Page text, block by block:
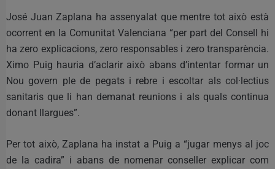
José Juan Zaplana ha assenyalat que mentre tot això està
ocorrent en la Comunitat Valenciana “per part del Consell hi
ha zero explicacions, zero responsables i zero transparència.
Ximo Puig hauria d’aclarir això abans d’intentar formar un
Nou govern ple de pegats i rebre i escoltar als col·lectius
sanitaris que li han demanat reunions i als quals continua
donant llargues”.
Per tot això, Zaplana ha instat a Puig a “jugar menys al joc
de la cadira” i abans de nomenar conseller explicar com